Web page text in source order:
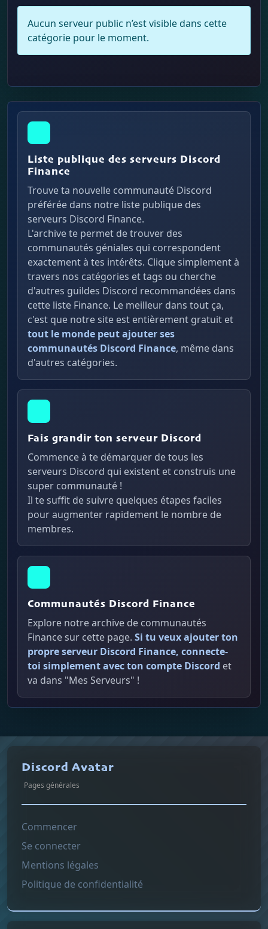
Aucun serveur public n’est visible dans cette
catégorie pour le moment.
Liste publique des serveurs Discord
Finance
Trouve ta nouvelle communauté Discord
préférée dans notre liste publique des
serveurs Discord Finance.
L'archive te permet de trouver des
communautés géniales qui correspondent
exactement à tes intérêts. Clique simplement à
travers nos catégories et tags ou cherche
d'autres guildes Discord recommandées dans
cette liste Finance. Le meilleur dans tout ça,
c'est que notre site est entièrement gratuit et
tout le monde peut ajouter ses
communautés Discord Finance, même dans
d'autres catégories.
Fais grandir ton serveur Discord
Commence à te démarquer de tous les
serveurs Discord qui existent et construis une
super communauté !
Il te suffit de suivre quelques étapes faciles
pour augmenter rapidement le nombre de
membres.
Communautés Discord Finance
Explore notre archive de communautés
Finance sur cette page. Si tu veux ajouter ton
propre serveur Discord Finance, connecte-
toi simplement avec ton compte Discord et
va dans "Mes Serveurs" !
Discord Avatar
Pages générales
Commencer
Se connecter
Mentions légales
Politique de confidentialité